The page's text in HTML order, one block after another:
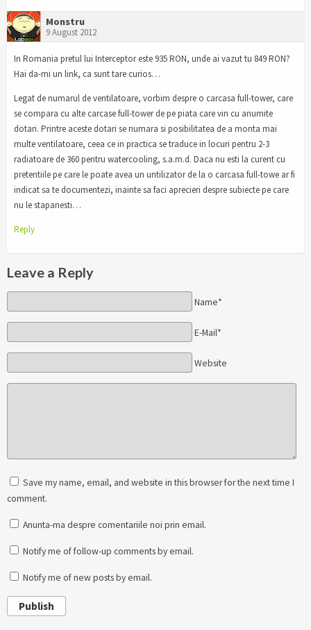
Monstru
9 August 2012
In Romania pretul lui Interceptor este 935 RON, unde ai vazut tu 849 RON?
Hai da-mi un link, ca sunt tare curios…
Legat de numarul de ventilatoare, vorbim despre o carcasa full-tower, care
se compara cu alte carcase full-tower de pe piata care vin cu anumite
dotari. Printre aceste dotari se numara si posibilitatea de a monta mai
multe ventilatoare, ceea ce in practica se traduce in locuri pentru 2-3
radiatoare de 360 pentru watercooling, s.a.m.d. Daca nu esti la curent cu
pretentiile pe care le poate avea un untilizator de la o carcasa full-towe ar fi
indicat sa te documentezi, inainte sa faci aprecieri despre subiecte pe care
nu le stapanesti…
Reply
Leave a Reply
Name*
E-Mail*
Website
Save my name, email, and website in this browser for the next time I
comment.
Anunta-ma despre comentariile noi prin email.
Notify me of follow-up comments by email.
Notify me of new posts by email.
Publish